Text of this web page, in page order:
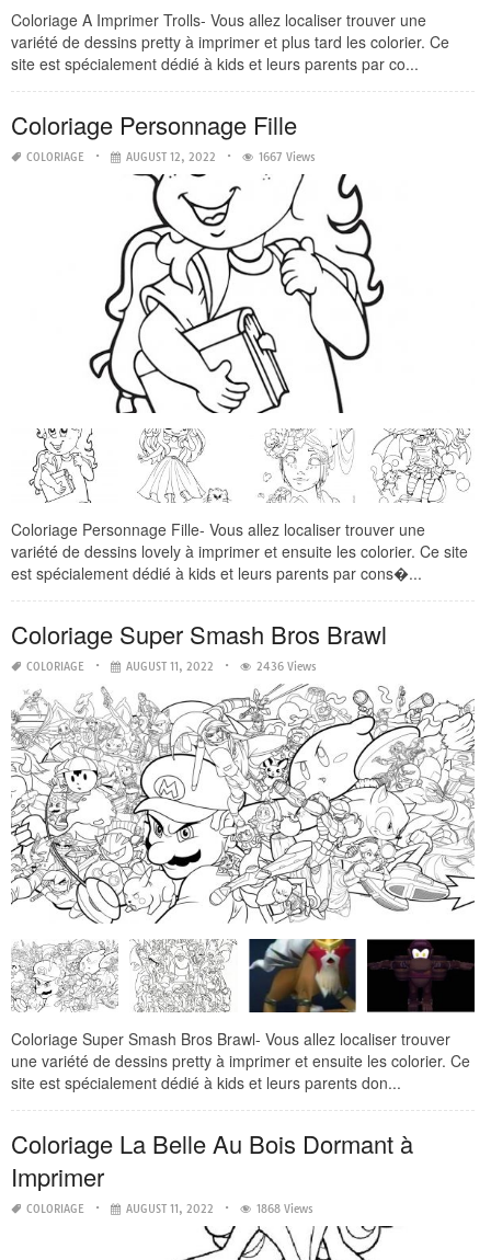
Coloriage A Imprimer Trolls- Vous allez localiser trouver une
variété de dessins pretty à imprimer et plus tard les colorier. Ce
site est spécialement dédié à kids et leurs parents par co...
Coloriage Personnage Fille
COLORIAGE AUGUST 12, 2022 1667 Views
Coloriage Personnage Fille- Vous allez localiser trouver une
variété de dessins lovely à imprimer et ensuite les colorier. Ce site
est spécialement dédié à kids et leurs parents par cons�...
Coloriage Super Smash Bros Brawl
COLORIAGE AUGUST 11, 2022 2436 Views
Coloriage Super Smash Bros Brawl- Vous allez localiser trouver
une variété de dessins pretty à imprimer et ensuite les colorier. Ce
site est spécialement dédié à kids et leurs parents don...
Coloriage La Belle Au Bois Dormant à
Imprimer
COLORIAGE AUGUST 11, 2022 1868 Views